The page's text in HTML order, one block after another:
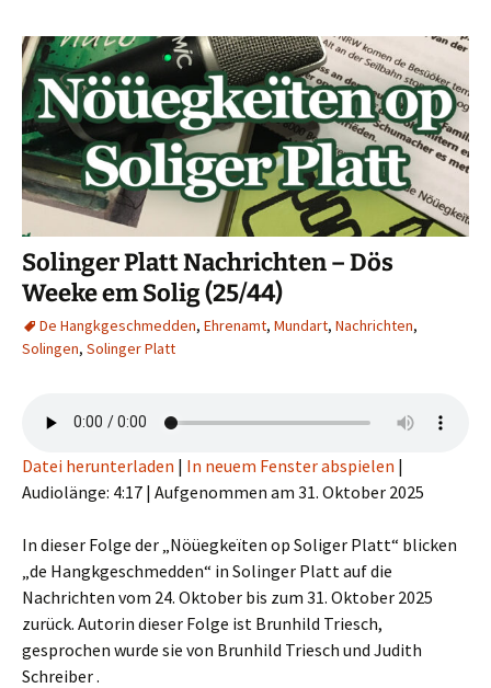
Solinger Platt Nachrichten – Dös
Weeke em Solig (25/44)
De Hangkgeschmedden, Ehrenamt, Mundart, Nachrichten,
Solingen, Solinger Platt
Datei herunterladen | In neuem Fenster abspielen |
Audiolänge: 4:17 | Aufgenommen am 31. Oktober 2025
In dieser Folge der „Nöüegkeïten op Soliger Platt“ blicken
„de Hangkgeschmedden“ in Solinger Platt auf die
Nachrichten vom 24. Oktober bis zum 31. Oktober 2025
zurück. Autorin dieser Folge ist Brunhild Triesch,
gesprochen wurde sie von Brunhild Triesch und Judith
Schreiber .